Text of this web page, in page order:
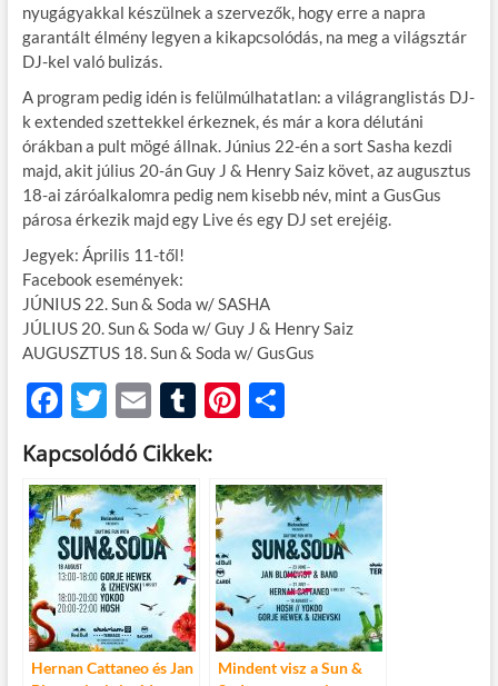
nyugágyakkal készülnek a szervezők, hogy erre a napra
garantált élmény legyen a kikapcsolódás, na meg a világsztár
DJ-kel való bulizás.
A program pedig idén is felülmúlhatatlan: a világranglistás DJ-
k extended szettekkel érkeznek, és már a kora délutáni
órákban a pult mögé állnak. Június 22-én a sort Sasha kezdi
majd, akit július 20-án Guy J & Henry Saiz követ, az augusztus
18-ai záróalkalomra pedig nem kisebb név, mint a GusGus
párosa érkezik majd egy Live és egy DJ set erejéig.
Jegyek: Április 11-től!
Facebook események:
JÚNIUS 22. Sun & Soda w/ SASHA
JÚLIUS 20. Sun & Soda w/ Guy J & Henry Saiz
AUGUSZTUS 18. Sun & Soda w/ GusGus
F
ac
e
b
o
o
k
T
w
itt
er
E
m
ail
T
u
m
bl
r
Pi
es
t
O
m
e
g
Kapcsolódó Cikkek:
Hernan Cattaneo és Jan
Mindent visz a Sun &